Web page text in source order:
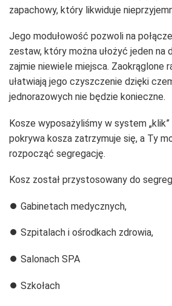
zapachowy, który likwiduje
Jego modułowość pozwoli na
zestaw, który można ułożyć jeden na
zajmie niewiele miejsca. Zaokrąglone
ułatwiają jego czyszczenie dzięki
jednorazowych nie będzie konieczne.
Kosze wyposażyliśmy w system
pokrywa kosza zatrzymuje się, a Ty
rozpocząć segregację.
Kosz został przystosowany do
⏺️ Gabinetach medycznych,
⏺️ Szpitalach i ośrodkach zdrowia,
⏺️ Salonach SPA
⏺️ Szkołach